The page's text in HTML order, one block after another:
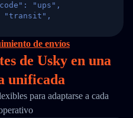
"ups",
"transit",
2,
"",
[
"2017-03-08 04: 22: 00",
"Departed
de envíos
de Usky en una
unificada
para adaptarse a cada